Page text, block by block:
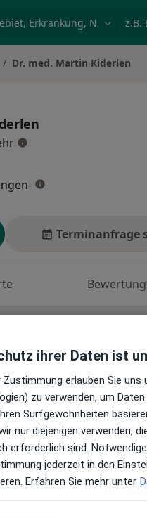
ändern
Dr. med. Martin Kiderlen
über Spezialisierungen
Terminanfrage
Leistungen und Kosten
Informationen über
ihrer Daten ist
erlauben Sie uns
zu verwenden, um
Surfgewohnheiten
nur diejenigen verwenden,
erforderlich sind.
jederzeit in den
Erfahren Sie mehr unter